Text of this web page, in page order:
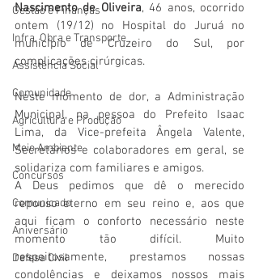
Gestão e Finanças
Infra, Obra e Transporte
Assistência Social
Comunidade
Agricultura e Produção
Meio Ambiente
Concursos
Comunicado
Aniversário
Defesa Civil
Nascimento de Oliveira, 46 anos, ocorrido
ontem (19/12) no Hospital do Juruá no
município de Cruzeiro do Sul, por
complicações cirúrgicas.
Neste momento de dor, a Administração
Municipal, na pessoa do Prefeito Isaac
Lima, da Vice-prefeita Ângela Valente,
Secretários e colaboradores em geral, se
solidariza com familiares e amigos.
A Deus pedimos que dê o merecido
repouso eterno em seu reino e, aos que
aqui ficam o conforto necessário neste
momento tão difícil. Muito
respeitosamente, prestamos nossas
condolências e deixamos nossos mais